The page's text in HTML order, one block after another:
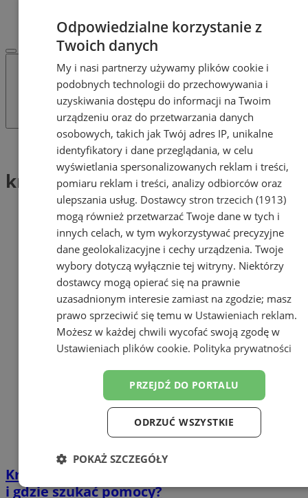
WSPÓŁPRACA
Tag: kradzież danych
kradzież danych (1)
Kradzież danych osobowych - jak reagować
i gdzie szukać pomocy?
Odpowiedzialne korzystanie z
Twoich danych
My i nasi partnerzy używamy plików cookie i
podobnych technologii do przechowywania i
uzyskiwania dostępu do informacji na Twoim
urządzeniu oraz do przetwarzania danych
osobowych, takich jak Twój adres IP, unikalne
identyfikatory i dane przeglądania, w celu
wyświetlania spersonalizowanych reklam i treści,
pomiaru reklam i treści, analizy odbiorców oraz
ulepszania usług. Dostawcy stron trzecich (1913)
mogą również przetwarzać Twoje dane w tych i
innych celach, w tym wykorzystywać precyzyjne
dane geolokalizacyjne i cechy urządzenia. Twoje
wybory dotyczą wyłącznie tej witryny. Niektórzy
dostawcy mogą opierać się na prawnie
uzasadnionym interesie zamiast na zgodzie; masz
prawo sprzeciwić się temu w Ustawieniach reklam.
Możesz w każdej chwili wycofać swoją zgodę w
Ustawieniach plików cookie. Polityka prywatności
PRZEJDŹ DO PORTALU
ODRZUĆ WSZYSTKIE
POKAŻ SZCZEGÓŁY
Niezbędne Wydajność Targetowanie